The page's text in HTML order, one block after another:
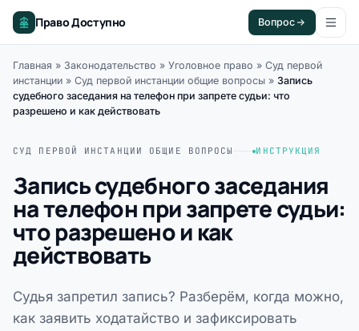
Право Доступно Вопрос
Главная » Законодательство » Уголовное право » Суд первой
инстанции » Суд первой инстанции общие вопросы » Запись
судебного заседания на телефон при запрете судьи: что
разрешено и как действовать
СУД ПЕРВОЙ ИНСТАНЦИИ ОБЩИЕ ВОПРОСЫ ИНСТРУКЦИЯ
Запись судебного заседания
на телефон при запрете судьи:
что разрешено и как
действовать
Судья запретил запись? Разберём, когда можно,
как заявить ходатайство и зафиксировать